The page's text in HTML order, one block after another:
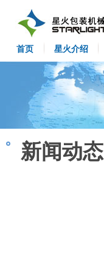
首页 星火介绍
新闻动态